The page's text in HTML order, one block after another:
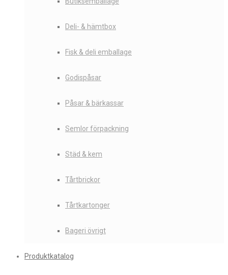
Deli- & hämtbox
Fisk & deli emballage
Godispåsar
Påsar & bärkassar
Semlor förpackning
Städ & kem
Tårtbrickor
Tårtkartonger
Bageri övrigt
Produktkatalog